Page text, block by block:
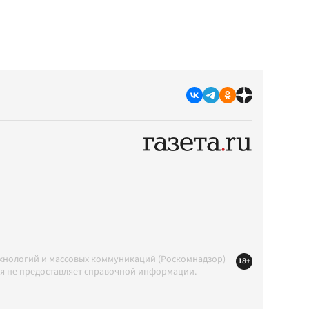
и массовых коммуникаций (Роскомнадзор)
не предоставляет справочной информации.
18+